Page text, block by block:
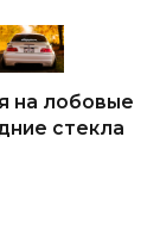
на лобовые
стекла